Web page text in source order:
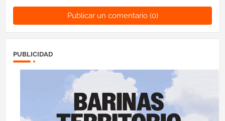
Publicar un comentario (0)
PUBLICIDAD